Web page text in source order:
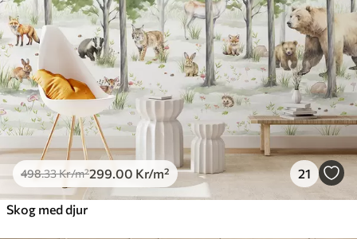
498.33Kr/m²299 .00 Kr/m² 21
Skog med djur